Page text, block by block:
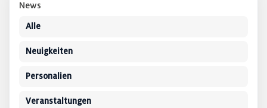
News
Alle
Neuigkeiten
Personalien
Veranstaltungen